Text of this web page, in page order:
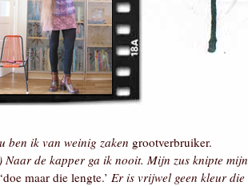
ben ik van weinig zaken grootverbruiker.
de kapper ga ik nooit. Mijn zus knipte mijn
‘doe maar die lengte.’ Er is vrijwel geen kleur die